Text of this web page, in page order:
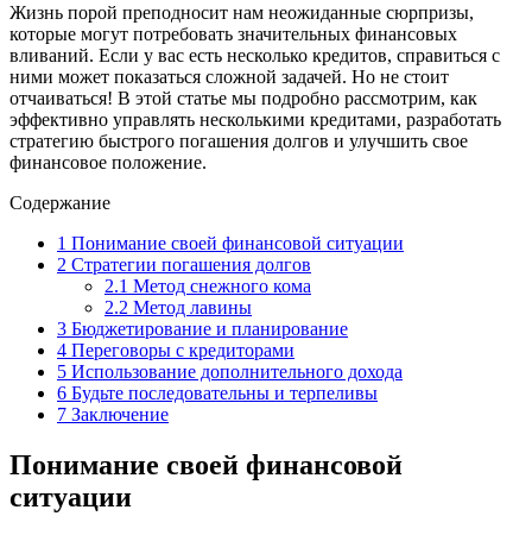
Жизнь порой преподносит нам неожиданные сюрпризы,
которые могут потребовать значительных финансовых
вливаний. Если у вас есть несколько кредитов, справиться с
ними может показаться сложной задачей. Но не стоит
отчаиваться! В этой статье мы подробно рассмотрим, как
эффективно управлять несколькими кредитами, разработать
стратегию быстрого погашения долгов и улучшить свое
финансовое положение.
Содержание
1 Понимание своей финансовой ситуации
2 Стратегии погашения долгов
2.1 Метод снежного кома
2.2 Метод лавины
3 Бюджетирование и планирование
4 Переговоры с кредиторами
5 Использование дополнительного дохода
6 Будьте последовательны и терпеливы
7 Заключение
Понимание своей финансовой
ситуации